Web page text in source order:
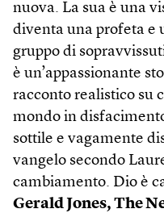
nuova. La sua è una
diventa una profeta e
gruppo di
è un’appassionante
racconto realistico su
mondo in
sottile e vagamente
vangelo secondo
cambiamento. Dio è
Gerald Jones, The